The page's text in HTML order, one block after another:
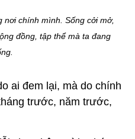
nơi chính mình. Sống cởi mở,
đồng, tập thể mà ta đang
ai đem lại, mà do chính
trước, năm trước,